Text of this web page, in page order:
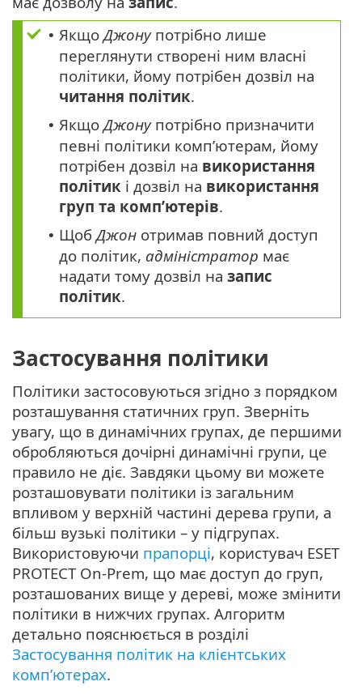
• ЯкщоДжонупотрібно лише
переглянути створені ним власні
політики, йому потрібен дозвіл на
читання політик.
• ЯкщоДжонупотрібно призначити
певні політики комп’ютерам, йому
потрібен дозвіл на використання
політик і дозвіл на використання
груп та комп’ютерів.
• ЩобДжон отримав повний доступ
до політик, адміністратор має
надати тому дозвіл на запис
політик.
Застосування політики
Політики застосовуються згідно з порядком
розташування статичних груп. Зверніть
увагу, що в динамічних групах, де першими
обробляються дочірні динамічні групи, це
правило не діє. Завдяки цьому ви можете
розташовувати політики із загальним
впливом у верхній частині дерева групи, а
більш вузькі політики – у підгрупах.
Використовуючи прапорці, користувач ESET
PROTECT On-Prem, що має доступ до груп,
розташованих вище у дереві, може змінити
політики в нижчих групах. Алгоритм
детально пояснюється в розділі
Застосування політик на клієнтських
комп’ютерах.